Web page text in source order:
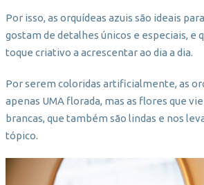
Por isso, as orquídeas azuis são ideais
gostam de detalhes únicos e especiais, e
toque criativo a acrescentar ao dia a dia.
Por serem coloridas artificialmente, as
apenas UMA florada, mas as flores que
brancas, que também são lindas e nos
tópico.